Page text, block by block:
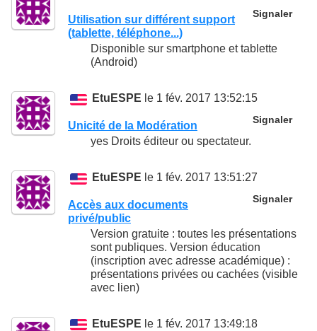
Signaler
Utilisation sur différent support
(tablette, téléphone...)
Disponible sur smartphone et tablette
(Android)
EtuESPE le 1 fév. 2017 13:52:15
Signaler
Unicité de la Modération
yes Droits éditeur ou spectateur.
EtuESPE le 1 fév. 2017 13:51:27
Signaler
Accès aux documents
privé/public
Version gratuite : toutes les présentations
sont publiques. Version éducation
(inscription avec adresse académique) :
présentations privées ou cachées (visible
avec lien)
EtuESPE le 1 fév. 2017 13:49:18